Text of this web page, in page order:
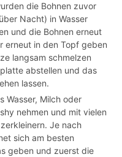
die Bohnen zuvor
Nacht) in Wasser
und die Bohnen erneut
erneut in den Topf geben
langsam schmelzen
abstellen und das
lassen.
Wasser, Milch oder
nehmen und mit vielen
Je nach
sich am besten
geben und zuerst die